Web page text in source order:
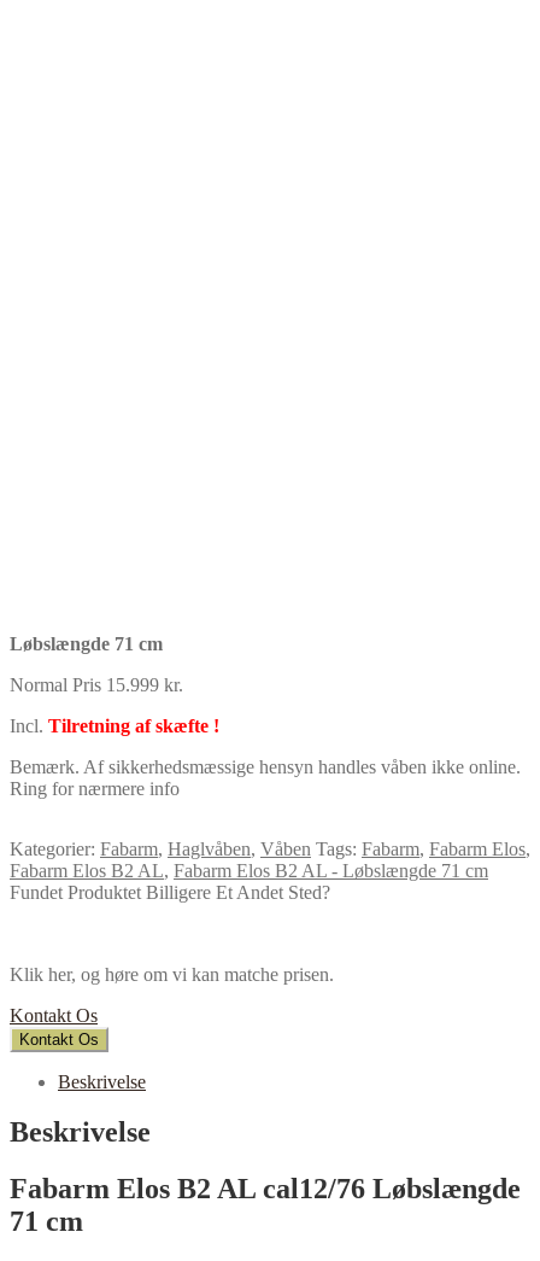
Løbslængde 71 cm
Normal Pris 15.999 kr.
Incl. Tilretning af skæfte !
Bemærk. Af sikkerhedsmæssige hensyn handles våben ikke online.
Ring for nærmere info
Kategorier: Fabarm, Haglvåben, Våben Tags: Fabarm, Fabarm Elos,
Fabarm Elos B2 AL, Fabarm Elos B2 AL - Løbslængde 71 cm
Fundet Produktet Billigere Et Andet Sted?
Klik her, og høre om vi kan matche prisen.
Kontakt Os
Kontakt Os
Beskrivelse
Beskrivelse
Fabarm Elos B2 AL cal12/76 Løbslængde
71 cm